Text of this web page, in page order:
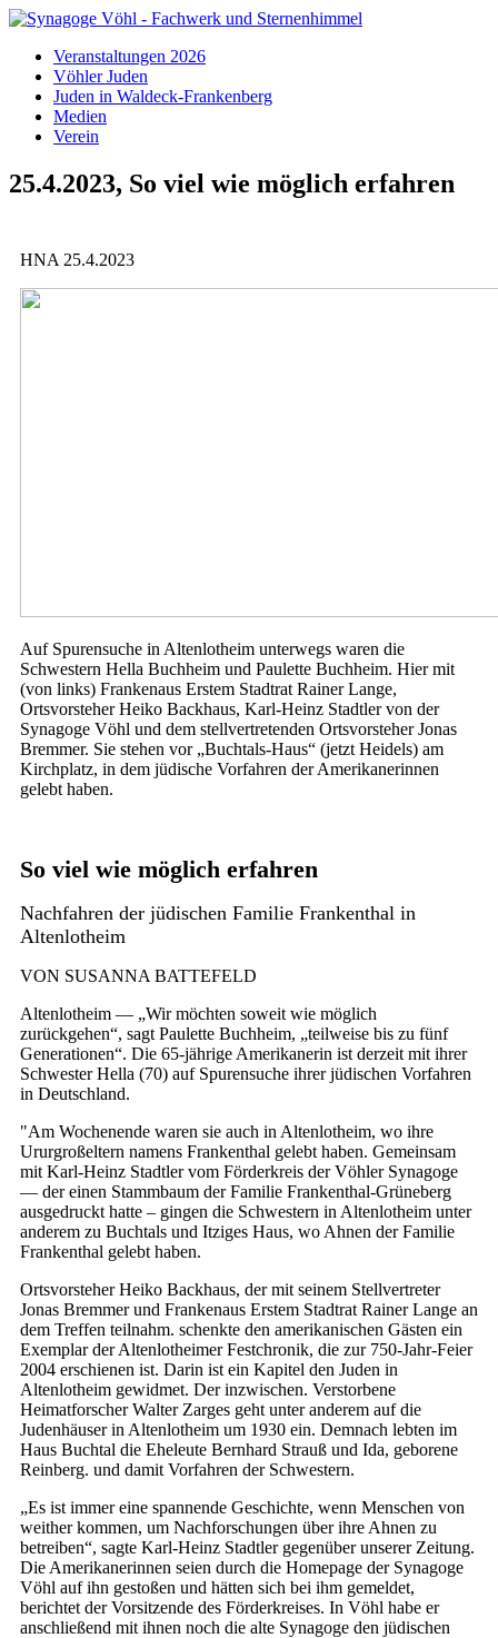
Veranstaltungen 2026
Vöhler Juden
Juden in Waldeck-Frankenberg
Medien
Verein
25.4.2023, So viel wie möglich erfahren
HNA 25.4.2023
Auf Spurensuche in Altenlotheim unterwegs waren die
Schwestern Hella Buchheim und Paulette Buchheim. Hier mit
(von links) Frankenaus Erstem Stadtrat Rainer Lange,
Ortsvorsteher Heiko Backhaus, Karl-Heinz Stadtler von der
Synagoge Vöhl und dem stellvertretenden Ortsvorsteher Jonas
Bremmer. Sie stehen vor „Buchtals-Haus“ (jetzt Heidels) am
Kirchplatz, in dem jüdische Vorfahren der Amerikanerinnen
gelebt haben.
So viel wie möglich erfahren
Nachfahren der jüdischen Familie Frankenthal in
Altenlotheim
VON SUSANNA BATTEFELD
Altenlotheim — „Wir möchten soweit wie möglich
zurückgehen“, sagt Paulette Buchheim, „teilweise bis zu fünf
Generationen“. Die 65-jährige Amerikanerin ist derzeit mit ihrer
Schwester Hella (70) auf Spurensuche ihrer jüdischen Vorfahren
in Deutschland.
"Am Wochenende waren sie auch in Altenlotheim, wo ihre
Ururgroßeltern namens Frankenthal gelebt haben. Gemeinsam
mit Karl-Heinz Stadtler vom Förderkreis der Vöhler Synagoge
— der einen Stammbaum der Familie Frankenthal-Grüneberg
ausgedruckt hatte – gingen die Schwestern in Altenlotheim unter
anderem zu Buchtals und Itziges Haus, wo Ahnen der Familie
Frankenthal gelebt haben.
Ortsvorsteher Heiko Backhaus, der mit seinem Stellvertreter
Jonas Bremmer und Frankenaus Erstem Stadtrat Rainer Lange an
dem Treffen teilnahm. schenkte den amerikanischen Gästen ein
Exemplar der Altenlotheimer Festchronik, die zur 750-Jahr-Feier
2004 erschienen ist. Darin ist ein Kapitel den Juden in
Altenlotheim gewidmet. Der inzwischen. Verstorbene
Heimatforscher Walter Zarges geht unter anderem auf die
Judenhäuser in Altenlotheim um 1930 ein. Demnach lebten im
Haus Buchtal die Eheleute Bernhard Strauß und Ida, geborene
Reinberg. und damit Vorfahren der Schwestern.
„Es ist immer eine spannende Geschichte, wenn Menschen von
weither kommen, um Nachforschungen über ihre Ahnen zu
betreiben“, sagte Karl-Heinz Stadtler gegenüber unserer Zeitung.
Die Amerikanerinnen seien durch die Homepage der Synagoge
Vöhl auf ihn gestoßen und hätten sich bei ihm gemeldet,
berichtet der Vorsitzende des Förderkreises. In Vöhl habe er
anschließend mit ihnen noch die alte Synagoge den jüdischen